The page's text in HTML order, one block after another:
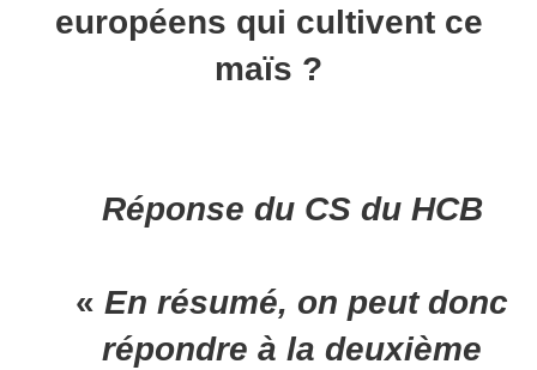
européens qui cultivent ce
maïs ?
Réponse du CS du HCB
« En résumé, on peut donc
répondre à la deuxième